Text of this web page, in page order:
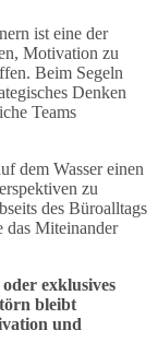
ist eine der
Motivation zu
Beim Segeln
Denken
Teams
dem Wasser einen
zu
des Büroalltags
das Miteinander
exklusives
bleibt
und